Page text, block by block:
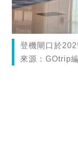
登機閘口於
來源：GOtrip